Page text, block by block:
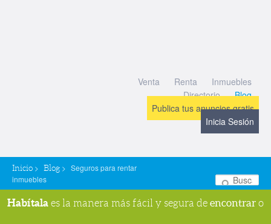
Venta Renta
Inmuebles
Directorio
Blog
Publica tus anuncios gratis
Inicia Sesión
Inicio > Blog > Seguros para rentar
inmuebles
Habítala es la manera más fácil y segura de encontrar o